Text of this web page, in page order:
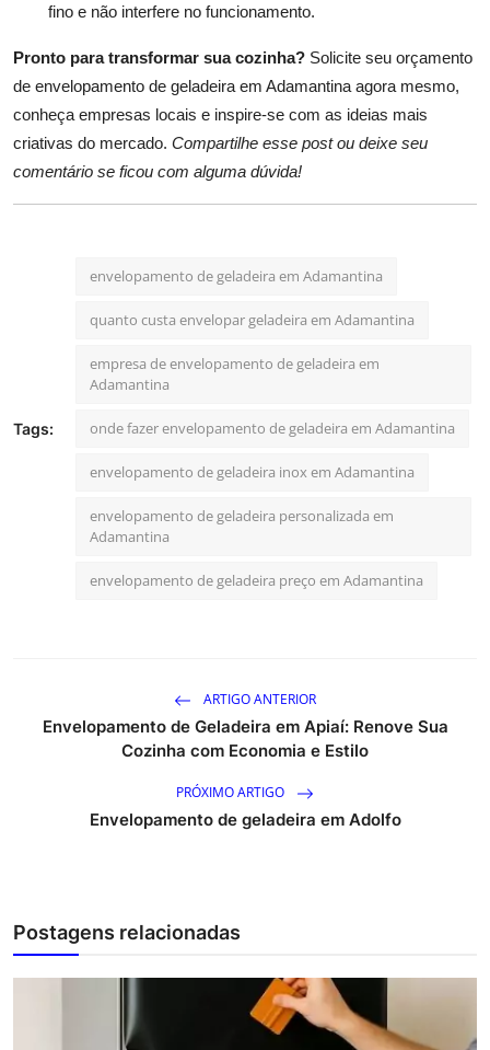
fino e não interfere no funcionamento.
Pronto para transformar sua cozinha? Solicite seu orçamento
de envelopamento de geladeira em Adamantina agora mesmo,
conheça empresas locais e inspire-se com as ideias mais
criativas do mercado. Compartilhe esse post ou deixe seu
comentário se ficou com alguma dúvida!
Tags:
envelopamento de geladeira em Adamantina
quanto custa envelopar geladeira em Adamantina
empresa de envelopamento de geladeira em
Adamantina
onde fazer envelopamento de geladeira em Adamantina
envelopamento de geladeira inox em Adamantina
envelopamento de geladeira personalizada em
Adamantina
envelopamento de geladeira preço em Adamantina
ARTIGO ANTERIOR
Envelopamento de Geladeira em Apiaí: Renove Sua
Cozinha com Economia e Estilo
PRÓXIMO ARTIGO
Envelopamento de geladeira em Adolfo
Postagens relacionadas